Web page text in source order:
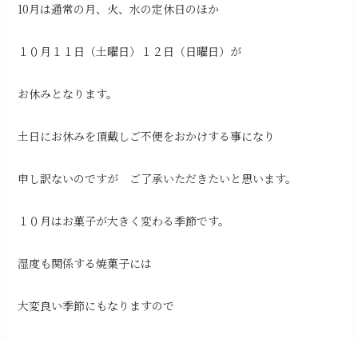
10月は通常の月、火、水の定休日のほか
１０月１１日（土曜日）１２日（日曜日）が
お休みとなります。
土日にお休みを頂戴しご不便をおかけする事になり
申し訳ないのですが ご了承いただきたいと思います。
１０月はお菓子が大きく変わる季節です。
湿度も関係する焼菓子には
大変良い季節にもなりますので